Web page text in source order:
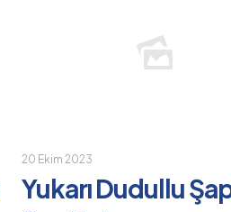
20 Ekim 2023
Yukarı Dudullu